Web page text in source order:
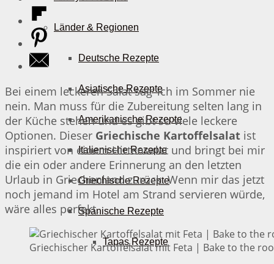
Länder & Regionen
Deutsche Rezepte
Asiatische Rezepte
Amerikanische Rezepte
Italienische Rezepte
Griechische Rezepte
Spanische Rezepte
Tapas Rezepte
Bei einem leckeren Salat sag’ ich im Sommer nie
nein. Man muss für die Zubereitung selten lang in
der Küche stehen und es gibt so viele leckere
Optionen. Dieser Griechische Kartoffelsalat ist
inspiriert von einem Hirtensalat und bringt bei mir
die ein oder andere Erinnerung an den letzten
Urlaub in Griechenland zurück. Wenn mir das jetzt
noch jemand im Hotel am Strand servieren würde,
wäre alles perfekt.
Griechischer Kartoffelsalat mit Feta | Bake to the